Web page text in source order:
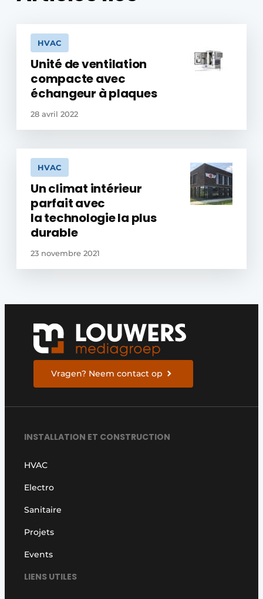
HVAC
Unité de ventilation
compacte avec
échangeur à plaques
28 avril 2022
HVAC
Un climat intérieur
parfait avec
la technologie la plus
durable
23 novembre 2021
Vragen? Neem contact op
INSTALLATION ET CONSTRUCTION
HVAC
Electro
Sanitaire
Projets
Events
LIENS UTILES